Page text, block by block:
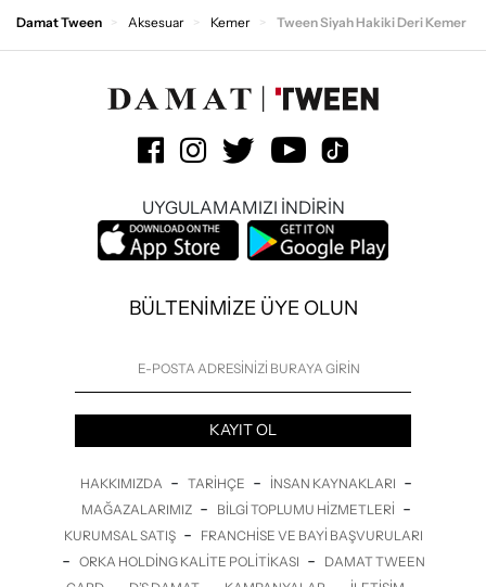
Damat Tween Aksesuar Kemer Tween Siyah Hakiki Deri Kemer
UYGULAMAMIZI İNDİRİN
BÜLTENİMİZE ÜYE OLUN
KAYIT OL
HAKKIMIZDA - TARIHÇE - İNSAN KAYNAKLARI -
MAĞAZALARIMIZ - BILGI TOPLUMU HIZMETLERI -
KURUMSAL SATIŞ - FRANCHISE VE BAYI BAŞVURULARI
- ORKA HOLDING KALITE POLITIKASI -
DAMAT TWEEN